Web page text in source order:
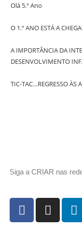
Olá 5.º Ano
O 1.º ANO ESTÁ A
A IMPORTÂNCIA DA
DESENVOLVIMENTO
TIC-TAC…REGRESSO ÀS
Siga a CRIAR nas